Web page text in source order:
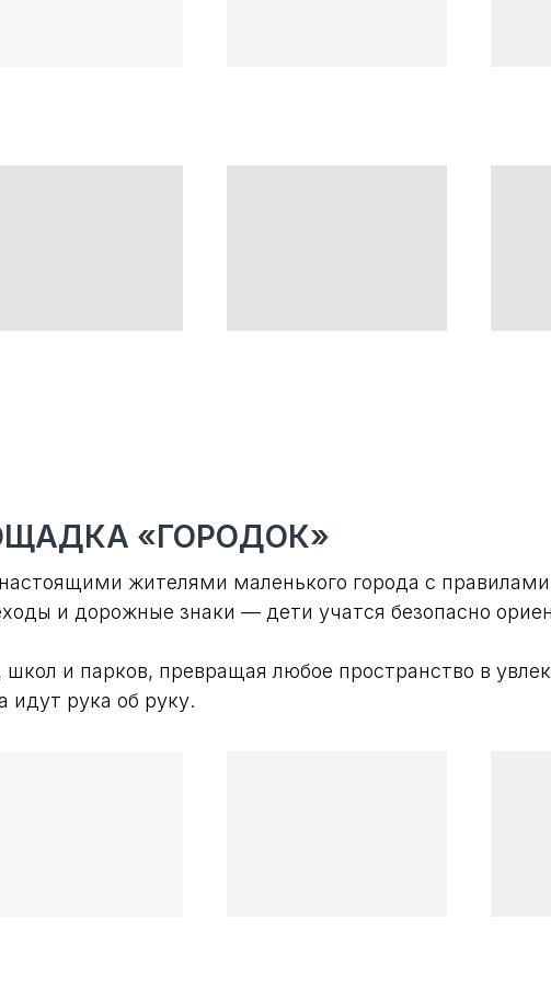
«ГОРОДОК»
жителями маленького города с
и дорожные знаки — дети учатся безопасно
и парков, превращая любое пространство в
идут рука об руку.